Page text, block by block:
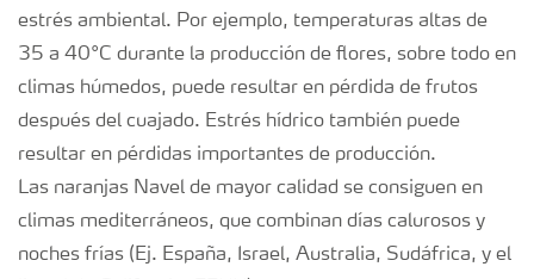
estrés ambiental. Por ejemplo, temperaturas altas de
35 a 40°C durante la producción de flores, sobre todo en
climas húmedos, puede resultar en pérdida de frutos
después del cuajado. Estrés hídrico también puede
resultar en pérdidas importantes de producción.
Las naranjas Navel de mayor calidad se consiguen en
climas mediterráneos, que combinan días calurosos y
noches frías (Ej. España, Israel, Australia, Sudáfrica, y el